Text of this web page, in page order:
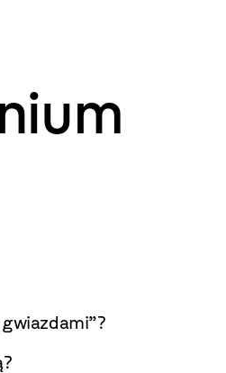
gwiazdami”?